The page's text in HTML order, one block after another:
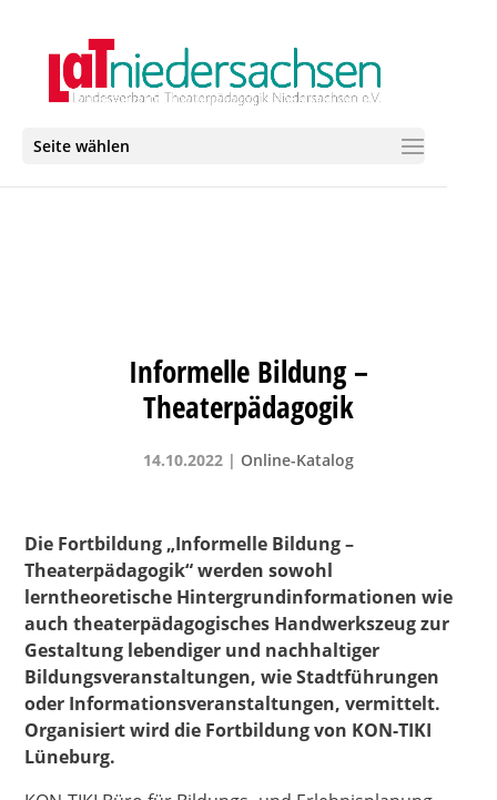
Seite wählen
Informelle Bildung –
Theaterpädagogik
14.10.2022 | Online-Katalog
Die Fortbildung „Informelle Bildung –
Theaterpädagogik“ werden sowohl
lerntheoretische Hintergrundinformationen wie
auch theaterpädagogisches Handwerkszeug zur
Gestaltung lebendiger und nachhaltiger
Bildungsveranstaltungen, wie Stadtführungen
oder Informationsveranstaltungen, vermittelt.
Organisiert wird die Fortbildung von KON-TIKI
Lüneburg.